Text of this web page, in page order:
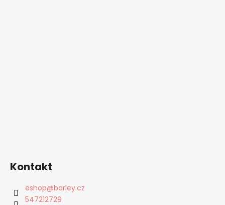
Kontakt
eshop@barley.cz
547212729